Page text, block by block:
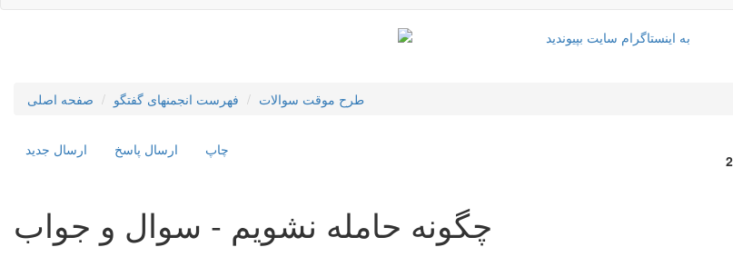
صفحه اصلی فهرست انجمنهای گفتگو طرح موقت سوالات
ارسال جديد ارسال پاسخ چاپ
2
چگونه حامله نشویم - سوال و جواب